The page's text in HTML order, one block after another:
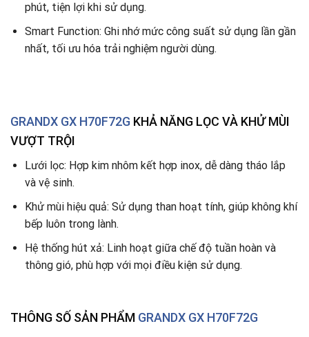
phút, tiện lợi khi sử dụng.
Smart Function: Ghi nhớ mức công suất sử dụng lần gần
nhất, tối ưu hóa trải nghiệm người dùng.
GRANDX GX H70F72G KHẢ NĂNG LỌC VÀ KHỬ MÙI
VƯỢT TRỘI
Lưới lọc: Hợp kim nhôm kết hợp inox, dễ dàng tháo lắp
và vệ sinh.
Khử mùi hiệu quả: Sử dụng than hoạt tính, giúp không khí
bếp luôn trong lành.
Hệ thống hút xả: Linh hoạt giữa chế độ tuần hoàn và
thông gió, phù hợp với mọi điều kiện sử dụng.
THÔNG SỐ SẢN PHẨM GRANDX GX H70F72G